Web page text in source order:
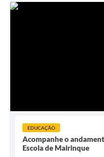
EDUCAÇÃO
Acompanhe o
Escola de Mairinque